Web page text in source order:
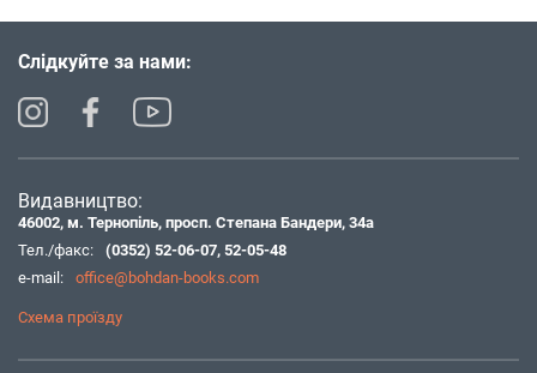
Слідкуйте за нами:
Видавництво:
46002, м. Тернопіль, просп. Степана Бандери, 34а
Тел./факс:
(0352) 52-06-07, 52-05-48
e-mail:
office@bohdan-books.com
Схема проїзду